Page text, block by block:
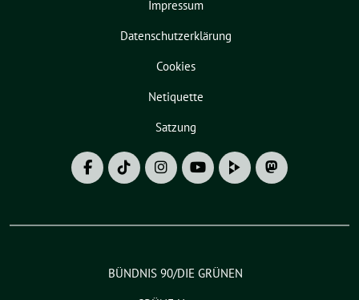
Impressum
Datenschutzerklärung
Cookies
Netiquette
Satzung
BÜNDNIS 90/DIE GRÜNEN